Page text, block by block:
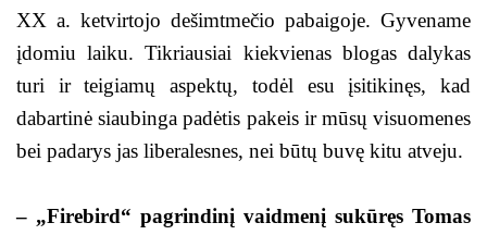
XX a. ketvirtojo dešimtmečio pabaigoje. Gyvename
įdomiu laiku. Tikriausiai kiekvienas blogas dalykas
turi ir teigiamų aspektų, todėl esu įsitikinęs, kad
dabartinė siaubinga padėtis pakeis ir mūsų visuomenes
bei padarys jas liberalesnes, nei būtų buvę kitu atveju.
– „Firebird“ pagrindinį vaidmenį sukūręs Tomas